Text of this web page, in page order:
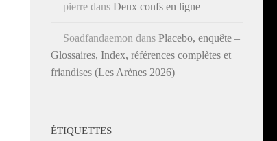
pierre dans Deux confs en ligne
Soadfandaemon dans Placebo, enquête –
Glossaires, Index, références complètes et
friandises (Les Arènes 2026)
ÉTIQUETTES